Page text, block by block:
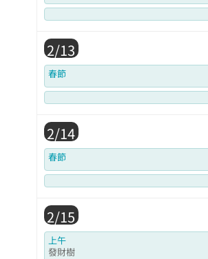
2/13
春節
2/14
春節
2/15
上午
發財樹